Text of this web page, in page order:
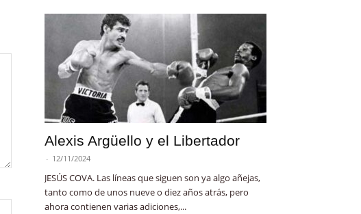
Alexis Argüello y el Libertador
- 12/11/2024
JESÚS COVA. Las líneas que siguen son ya algo añejas,
tanto como de unos nueve o diez años atrás, pero
ahora contienen varias adiciones,...